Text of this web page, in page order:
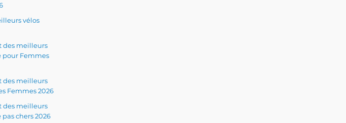
vélos
des meilleurs
pour Femmes
des meilleurs
Femmes 2026
des meilleurs
chers 2026